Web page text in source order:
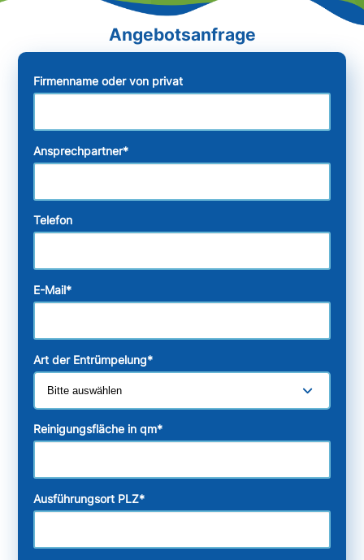
Firmenname oder von privat
Ansprechpartner*
Telefon
E-Mail*
Art der Entrümpelung*
Reinigungsfläche in qm*
Ausführungsort PLZ*